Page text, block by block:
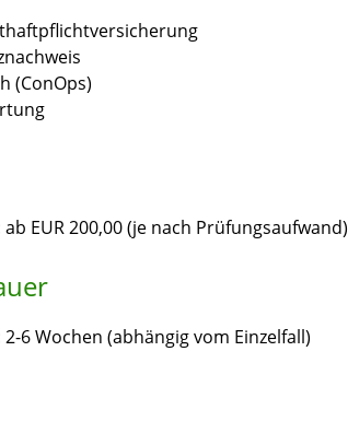
(ConOps)
EUR 200,00 (je nach Prüfungsaufwand)
6 Wochen (abhängig vom Einzelfall)